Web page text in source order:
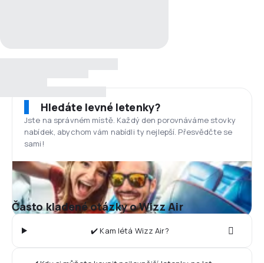
Hledáte levné letenky?
Jste na správném místě. Každý den porovnáváme stovky
nabídek, abychom vám nabídli ty nejlepší. Přesvědčte se
sami!
Často kladené otázky o Wizz Air
✔️ Kam létá Wizz Air?